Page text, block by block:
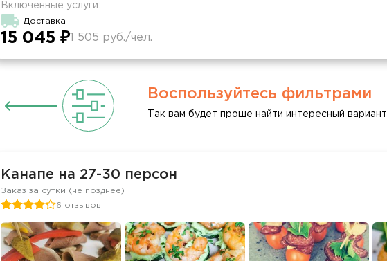
Включенные услуги:
Доставка
15 045 ₽ 1 505 руб./чел.
Воспользуйтесь фильтрами
Так вам будет проще найти интересный вариант.
Канапе на 27-30 персон
Заказ за сутки (не позднее)
6 отзывов